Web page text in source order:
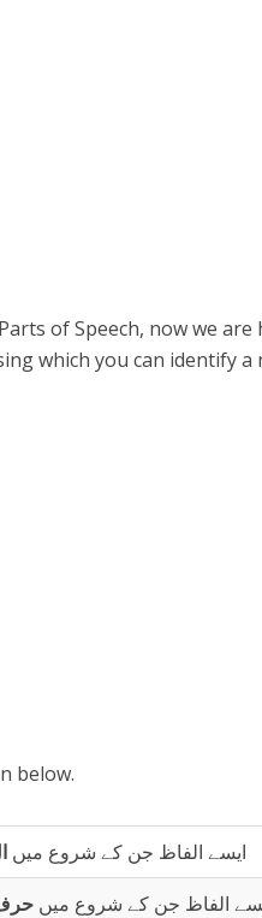
of Speech, now we
which you can identify a
below.
ایسے الفاظ جن کے شروع میں
الفاظ جن کے شروع میں